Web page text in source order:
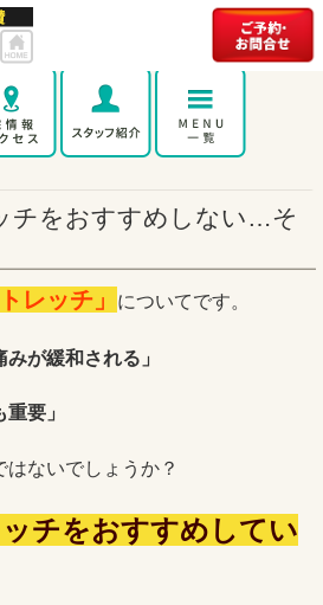
チをおすすめしない…そ
レッチ」 についてです。
みが緩和される」
要」
ないでしょうか？
チをおすすめしてい